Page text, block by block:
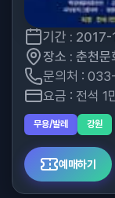
기간 :
장소 : 춘천문
문의처 :
요금 : 전석 1
무용/발레 강원
예매하기